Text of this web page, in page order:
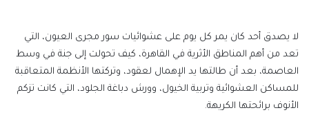
لا يصدق أحد كان يمر كل يوم على عشوائيات سور مجرى العيون، التي
تعد من أهم المناطق الأثرية في القاهرة، كيف تحولت إلى جنة في وسط
العاصمة، بعد أن طالتها يد الإهمال لعقود، وتركتها الأنظمة المتعاقبة
للمساكن العشوائية وتربية الخيول، وورش دباغة الجلود، التي كانت تزكم
الأنوف برائحتها الكريهة.